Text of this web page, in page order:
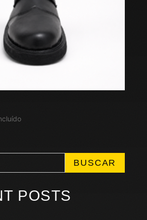
BUSCAR
POSTS